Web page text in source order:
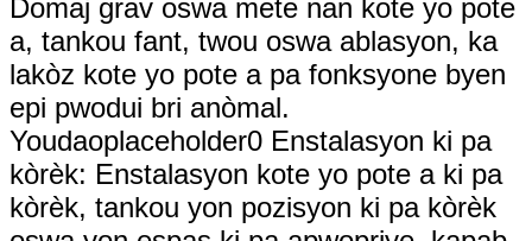
Domaj grav oswa mete nan kote yo pote
a, tankou fant, twou oswa ablasyon, ka
lakòz kote yo pote a pa fonksyone byen
epi pwodui bri anòmal.
Youdaoplaceholder0 Enstalasyon ki pa
kòrèk: Enstalasyon kote yo pote a ki pa
kòrèk, tankou yon pozisyon ki pa kòrèk